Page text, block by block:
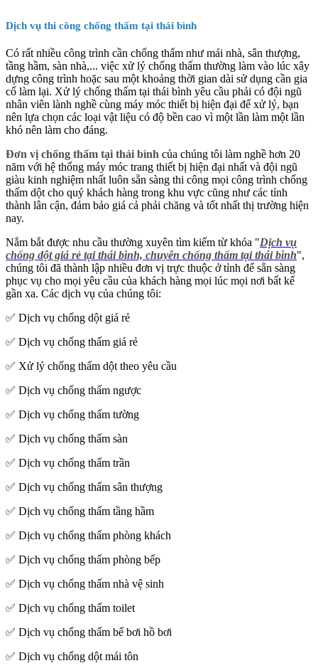
Dịch vụ thi công chống thấm tại thái bình
Có rất nhiều công trình cần chống thấm như mái nhà, sân thượng,
tầng hầm, sàn nhà,... việc xử lý chống thấm thường làm vào lúc xây
dựng công trình hoặc sau một khoảng thời gian dài sử dụng cần gia
cố làm lại. Xử lý chống thấm tại thái bình yêu cầu phải có đội ngũ
nhân viên lành nghề cùng máy móc thiết bị hiện đại để xử lý, bạn
nên lựa chọn các loại vật liệu có độ bền cao vì một lần làm một lần
khó nên làm cho đáng.
Đơn vị chống thấm tại thái bình của chúng tôi làm nghề hơn 20
năm với hệ thống máy móc trang thiết bị hiện đại nhất và đội ngũ
giàu kinh nghiệm nhất luôn sẵn sàng thi công mọi công trình chống
thấm dột cho quý khách hàng trong khu vực cũng như các tỉnh
thành lân cận, đảm bảo giá cả phải chăng và tốt nhất thị trường hiện
nay.
Nắm bắt được nhu cầu thường xuyên tìm kiếm từ khóa "Dịch vụ
chống dột giá rẻ tại thái bình, chuyên chống thấm tại thái bình",
chúng tôi đã thành lập nhiều đơn vị trực thuộc ở tỉnh để sẵn sàng
phục vụ cho mọi yêu cầu của khách hàng mọi lúc mọi nơi bất kể
gần xa. Các dịch vụ của chúng tôi:
✅ Dịch vụ chống dột giá rẻ
✅ Dịch vụ chống thấm giá rẻ
✅ Xử lý chống thấm dột theo yêu cầu
✅ Dịch vụ chống thấm ngược
✅ Dịch vụ chống thấm tường
✅ Dịch vụ chống thấm sàn
✅ Dịch vụ chống thấm trần
✅ Dịch vụ chống thấm sân thượng
✅ Dịch vụ chống thấm tầng hầm
✅ Dịch vụ chống thấm phòng khách
✅ Dịch vụ chống thấm phòng bếp
✅ Dịch vụ chống thấm nhà vệ sinh
✅ Dịch vụ chống thấm toilet
✅ Dịch vụ chống thấm bể bơi hồ bơi
✅ Dịch vụ chống dột mái tôn